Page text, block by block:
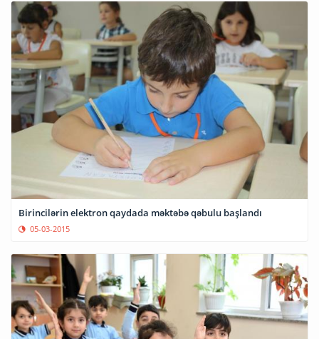
Birincilərin elektron qaydada məktəbə qəbulu başlandı
05-03-2015